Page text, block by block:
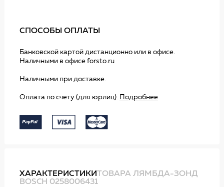
СПОСОБЫ ОПЛАТЫ
Банковской картой дистанционно или в офисе.
Наличными в офисе forsto.ru
Наличными при доставке.
Оплата по счету (для юрлиц). Подробнее
ХАРАКТЕРИСТИКИТОВАРА ЛЯМБДА-ЗОНД
BOSCH 0258006431